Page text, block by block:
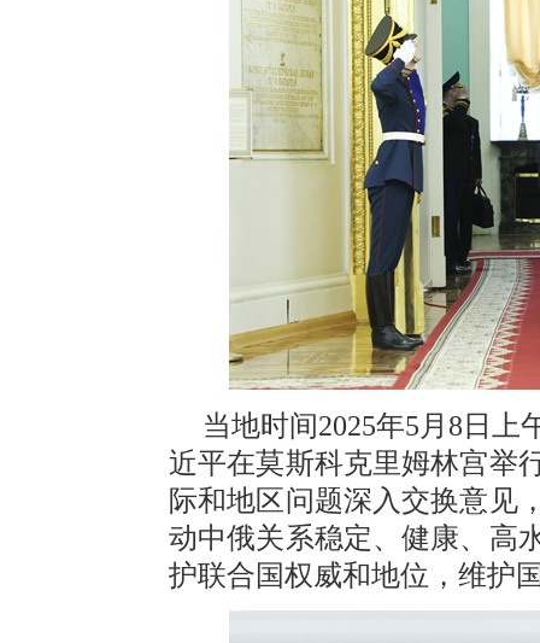
当地时间2025年5月8日
近平在莫斯科克里姆林宫举
际和地区问题深入交换意见
动中俄关系稳定、健康、高
护联合国权威和地位，维护